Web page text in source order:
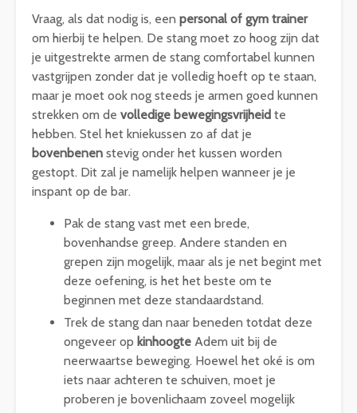
Vraag, als dat nodig is, een personal of gym trainer
om hierbij te helpen. De stang moet zo hoog zijn dat
je uitgestrekte armen de stang comfortabel kunnen
vastgrijpen zonder dat je volledig hoeft op te staan,
maar je moet ook nog steeds je armen goed kunnen
strekken om de volledige bewegingsvrijheid te
hebben. Stel het kniekussen zo af dat je
bovenbenen stevig onder het kussen worden
gestopt. Dit zal je namelijk helpen wanneer je je
inspant op de bar.
Pak de stang vast met een brede,
bovenhandse greep. Andere standen en
grepen zijn mogelijk, maar als je net begint met
deze oefening, is het het beste om te
beginnen met deze standaardstand.
Trek de stang dan naar beneden totdat deze
ongeveer op kinhoogte Adem uit bij de
neerwaartse beweging. Hoewel het oké is om
iets naar achteren te schuiven, moet je
proberen je bovenlichaam zoveel mogelijk